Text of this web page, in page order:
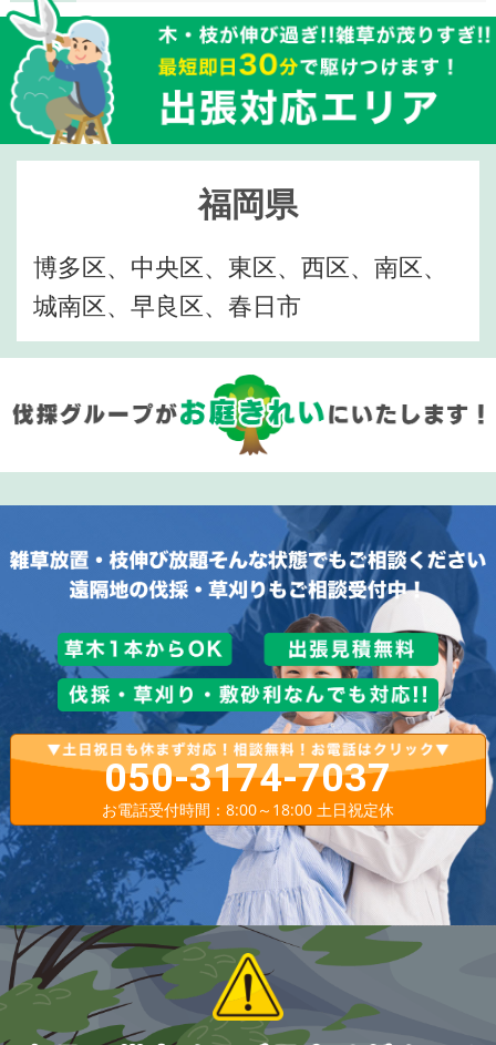
福岡県
博多区、中央区、東区、西区、南区、
城南区、早良区、春日市
050-3174-7037
お電話受付時間：8:00～18:00 土日祝定休